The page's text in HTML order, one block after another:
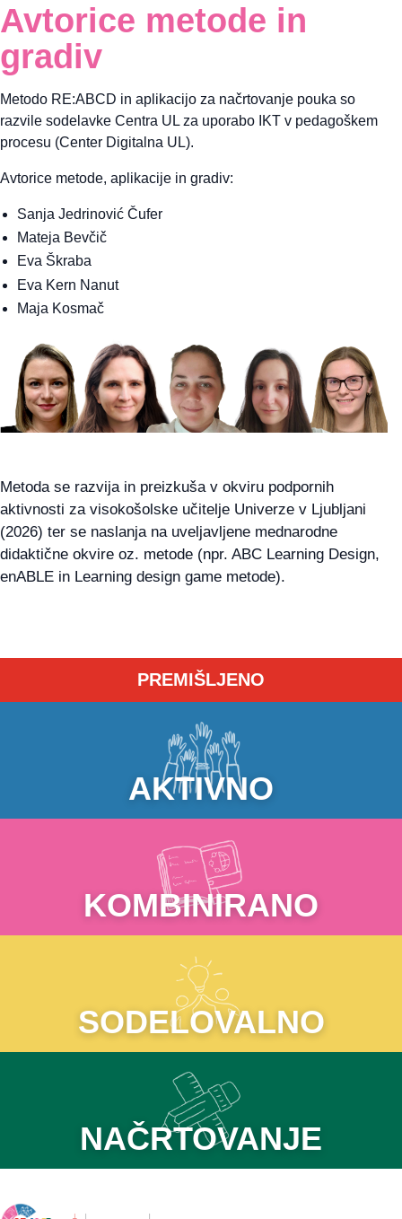
Avtorice metode in
gradiv
Metodo RE:ABCD in aplikacijo za načrtovanje pouka so
razvile sodelavke Centra UL za uporabo IKT v pedagoškem
procesu (Center Digitalna UL).
Avtorice metode, aplikacije in gradiv:
Sanja Jedrinović Čufer
Mateja Bevčič
Eva Škraba
Eva Kern Nanut
Maja Kosmač
Metoda se razvija in preizkuša v okviru podpornih
aktivnosti za visokošolske učitelje Univerze v Ljubljani
(2026) ter se naslanja na uveljavljene mednarodne
didaktične okvire oz. metode (npr. ABC Learning Design,
enABLE in Learning design game metode).
PREMIŠLJENO
AKTIVNO
KOMBINIRANO
SODELOVALNO
NAČRTOVANJE